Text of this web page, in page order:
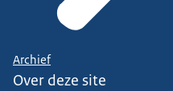
Archief
Over deze site